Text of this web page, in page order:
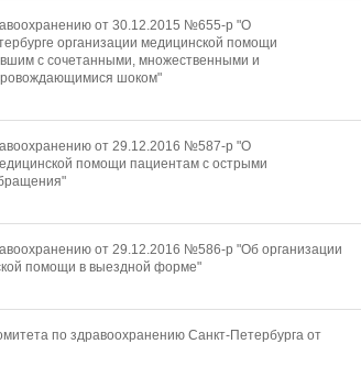
от 30.12.2015 №655-р "О
организации медицинской помощи
с сочетанными, множественными и
шоком"
от 29.12.2016 №587-р "О
помощи пациентам с острыми
от 29.12.2016 №586-р "Об организации
помощи в выездной форме"
по здравоохранению Санкт-Петербурга от